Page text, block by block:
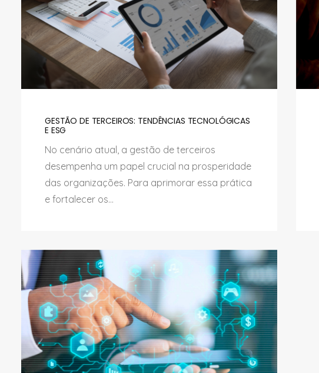
GESTÃO DE TERCEIROS: TENDÊNCIAS TECNOLÓGICAS
E ESG
No cenário atual, a gestão de terceiros
desempenha um papel crucial na prosperidade
das organizações. Para aprimorar essa prática
e fortalecer os...